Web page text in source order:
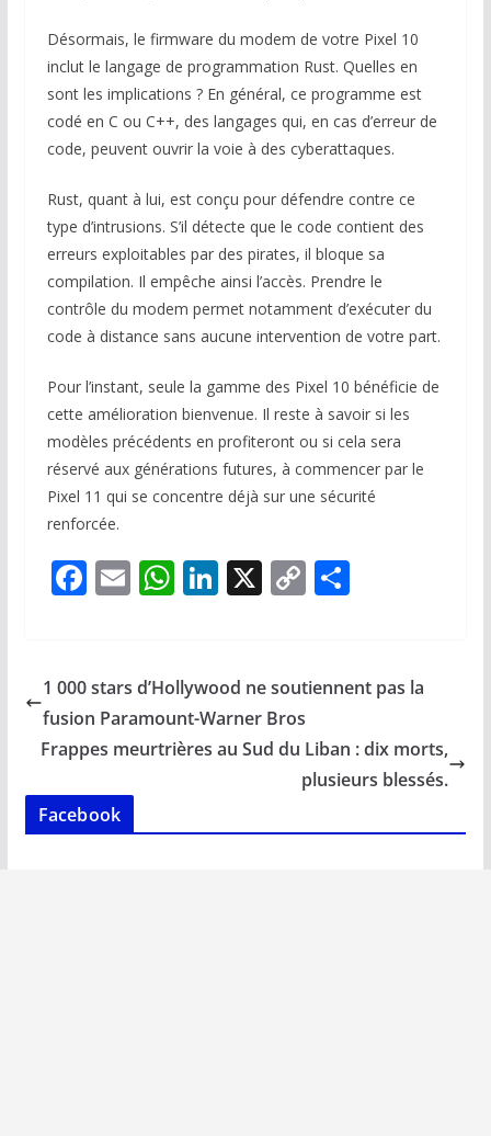
Désormais, le firmware du modem de votre Pixel 10
inclut le langage de programmation Rust. Quelles en
sont les implications ? En général, ce programme est
codé en C ou C++, des langages qui, en cas d’erreur de
code, peuvent ouvrir la voie à des cyberattaques.
Rust, quant à lui, est conçu pour défendre contre ce
type d’intrusions. S’il détecte que le code contient des
erreurs exploitables par des pirates, il bloque sa
compilation. Il empêche ainsi l’accès. Prendre le
contrôle du modem permet notamment d’exécuter du
code à distance sans aucune intervention de votre part.
Pour l’instant, seule la gamme des Pixel 10 bénéficie de
cette amélioration bienvenue. Il reste à savoir si les
modèles précédents en profiteront ou si cela sera
réservé aux générations futures, à commencer par le
Pixel 11 qui se concentre déjà sur une sécurité
renforcée.
F
b
o
o
k
E
l
W
s
A
p
Li
e
dI
n
X C
y
n
k
P
g
1 000 stars d’Hollywood ne soutiennent pas la
fusion Paramount-Warner Bros
Frappes meurtrières au Sud du Liban : dix morts,
plusieurs blessés.
Facebook